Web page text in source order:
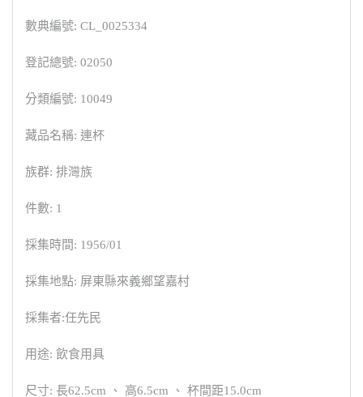
數典編號: CL_0025334
登記總號: 02050
分類編號: 10049
藏品名稱: 連杯
族群: 排灣族
件數: 1
採集時間: 1956/01
採集地點: 屏東縣來義鄉望嘉村
採集者:任先民
用途: 飲食用具
尺寸: 長62.5cm 、 高6.5cm 、 杯間距15.0cm